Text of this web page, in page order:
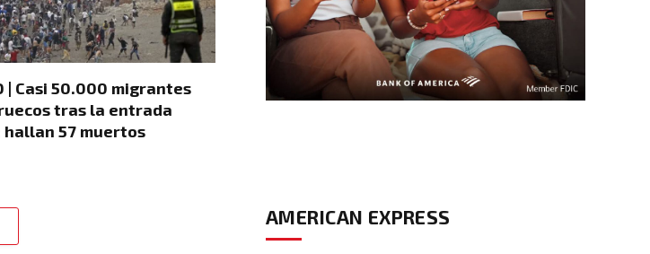
| Casi 50.000 migrantes
tras la entrada
hallan 57 muertos
AMERICAN EXPRESS